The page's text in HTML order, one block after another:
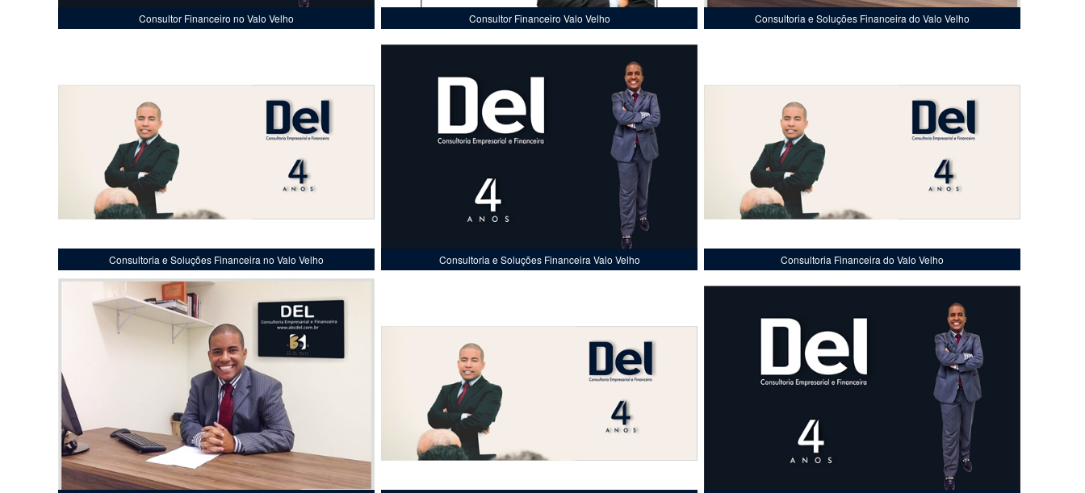
Consultor Financeiro no Valo Velho Consultor Financeiro Valo Velho Consultoria e Soluções Financeira do Valo Velho
Consultoria e Soluções Financeira no Valo Velho Consultoria e Soluções Financeira Valo Velho Consultoria Financeira do Valo Velho